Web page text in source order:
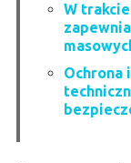
W
Ochrona